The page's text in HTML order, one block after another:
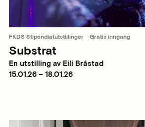
FKDS Stipendiatutstillinger Gratis inngang
Substrat
En utstilling av Eili Bråstad
15.01.26 – 18.01.26